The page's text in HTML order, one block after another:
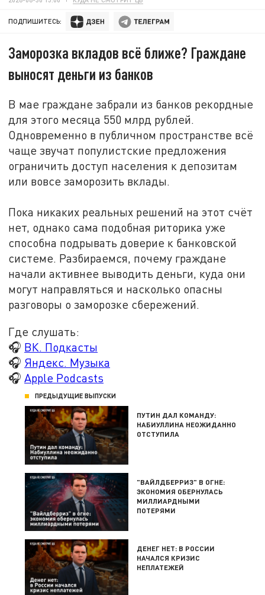
ПОДПИШИТЕСЬ:
Заморозка вкладов всё ближе? Граждане
выносят деньги из банков
В мае граждане забрали из банков рекордные
для этого месяца 550 млрд рублей.
Одновременно в публичном пространстве всё
чаще звучат популистские предложения
ограничить доступ населения к депозитам
или вовсе заморозить вклады.
Пока никаких реальных решений на этот счёт
нет, однако сама подобная риторика уже
способна подрывать доверие к банковской
системе. Разбираемся, почему граждане
начали активнее выводить деньги, куда они
могут направляться и насколько опасны
разговоры о заморозке сбережений.
Где слушать:
🎧 ВК. Подкасты
🎧 Яндекс. Музыка
🎧 Apple Podcasts
ПРЕДЫДУЩИЕ ВЫПУСКИ
ПУТИН ДАЛ КОМАНДУ:
НАБИУЛЛИНА НЕОЖИДАННО
ОТСТУПИЛА
"ВАЙЛДБЕРРИЗ" В ОГНЕ:
ЭКОНОМИЯ ОБЕРНУЛАСЬ
МИЛЛИАРДНЫМИ
ПОТЕРЯМИ
ДЕНЕГ НЕТ: В РОССИИ
НАЧАЛСЯ КРИЗИС
НЕПЛАТЕЖЕЙ